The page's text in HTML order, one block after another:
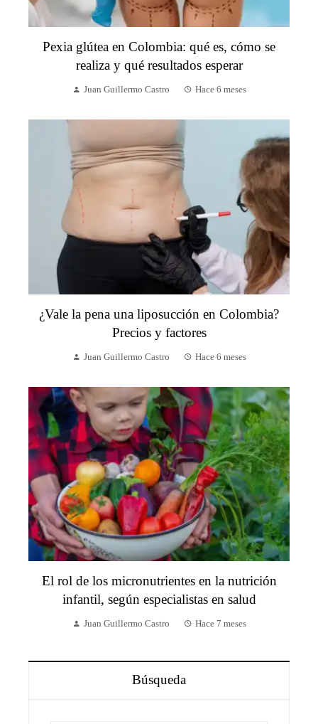
Pexia glútea en Colombia: qué es, cómo se
realiza y qué resultados esperar
Juan Guillermo Castro Hace 6 meses
¿Vale la pena una liposucción en Colombia?
Precios y factores
Juan Guillermo Castro Hace 6 meses
El rol de los micronutrientes en la nutrición
infantil, según especialistas en salud
Juan Guillermo Castro Hace 7 meses
Búsqueda